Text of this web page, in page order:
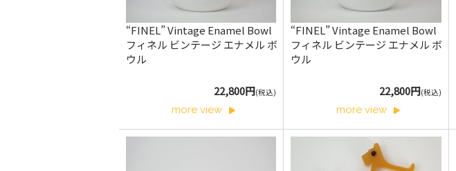
“FINEL” Vintage Enamel Bowl
フィネル ビンテージ エナメル ボ
ウル
22,800円(税込)
more view
“FINEL” Vintage Enamel Bowl
フィネル ビンテージ エナメル ボ
ウル
22,800円(税込)
more view